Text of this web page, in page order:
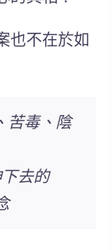
也不在於如
苦毒、陰
去的